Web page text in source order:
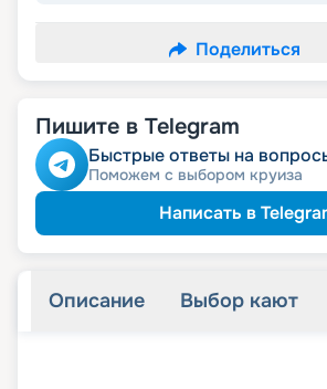
Поделиться
Пишите в Telegram
Быстрые ответы на
Поможем с выбором круиза
Написать в
Описание Выбор кают